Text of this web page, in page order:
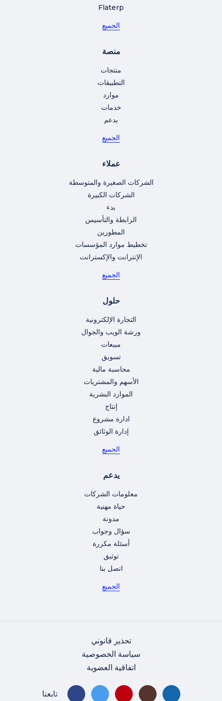
Flaterp
الجميع
منصة
منتجات
التطبيقات
موارد
خدمات
يدعم
الجميع
عملاء
الشركات الصغيرة والمتوسطة
الشركات الكبيرة
بدء
الرابطة والتأسيس
المطورين
تخطيط موارد المؤسسات
الإنترانت والإكسترانت
الجميع
حلول
التجارة الإلكترونية
ورشة الويب والجوال
مبيعات
تسويق
محاسبة مالية
الأسهم والمشتريات
الموارد البشرية
إنتاج
ادارة مشروع
إدارة الوثائق
الجميع
يدعم
معلومات الشركات
حياة مهنية
مدونة
سؤال وجواب
أسئلة مكررة
توثيق
اتصل بنا
الجميع
تحذير قانوني
سياسة الخصوصية
اتفاقية العضوية
تابعنا